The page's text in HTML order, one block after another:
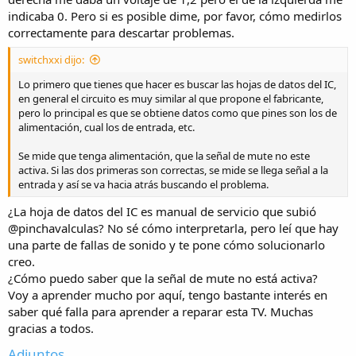
indicaba 0. Pero si es posible dime, por favor, cómo medirlos
correctamente para descartar problemas.
switchxxi dijo:
Lo primero que tienes que hacer es buscar las hojas de datos del IC,
en general el circuito es muy similar al que propone el fabricante,
pero lo principal es que se obtiene datos como que pines son los de
alimentación, cual los de entrada, etc.
Se mide que tenga alimentación, que la señal de mute no este
activa. Si las dos primeras son correctas, se mide se llega señal a la
entrada y así se va hacia atrás buscando el problema.
¿La hoja de datos del IC es manual de servicio que subió
@pinchavalculas? No sé cómo interpretarla, pero leí que hay
una parte de fallas de sonido y te pone cómo solucionarlo
creo.
¿Cómo puedo saber que la señal de mute no está activa?
Voy a aprender mucho por aquí, tengo bastante interés en
saber qué falla para aprender a reparar esta TV. Muchas
gracias a todos.